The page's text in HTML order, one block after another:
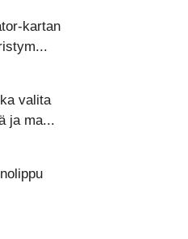
kartan
valita
ja ma...